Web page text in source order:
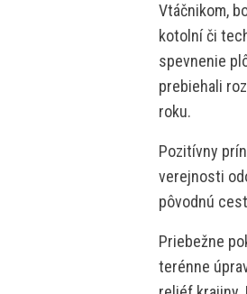
Vtáčnikom,
kotolní či
spevnenie
prebiehali
roku.
Pozitívny
verejnosti
pôvodnú
Priebežne
terénne